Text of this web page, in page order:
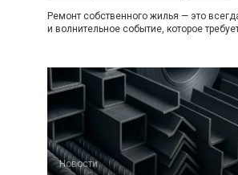
Ремонт собственного жилья — это
и волнительное событие, которое
Новости